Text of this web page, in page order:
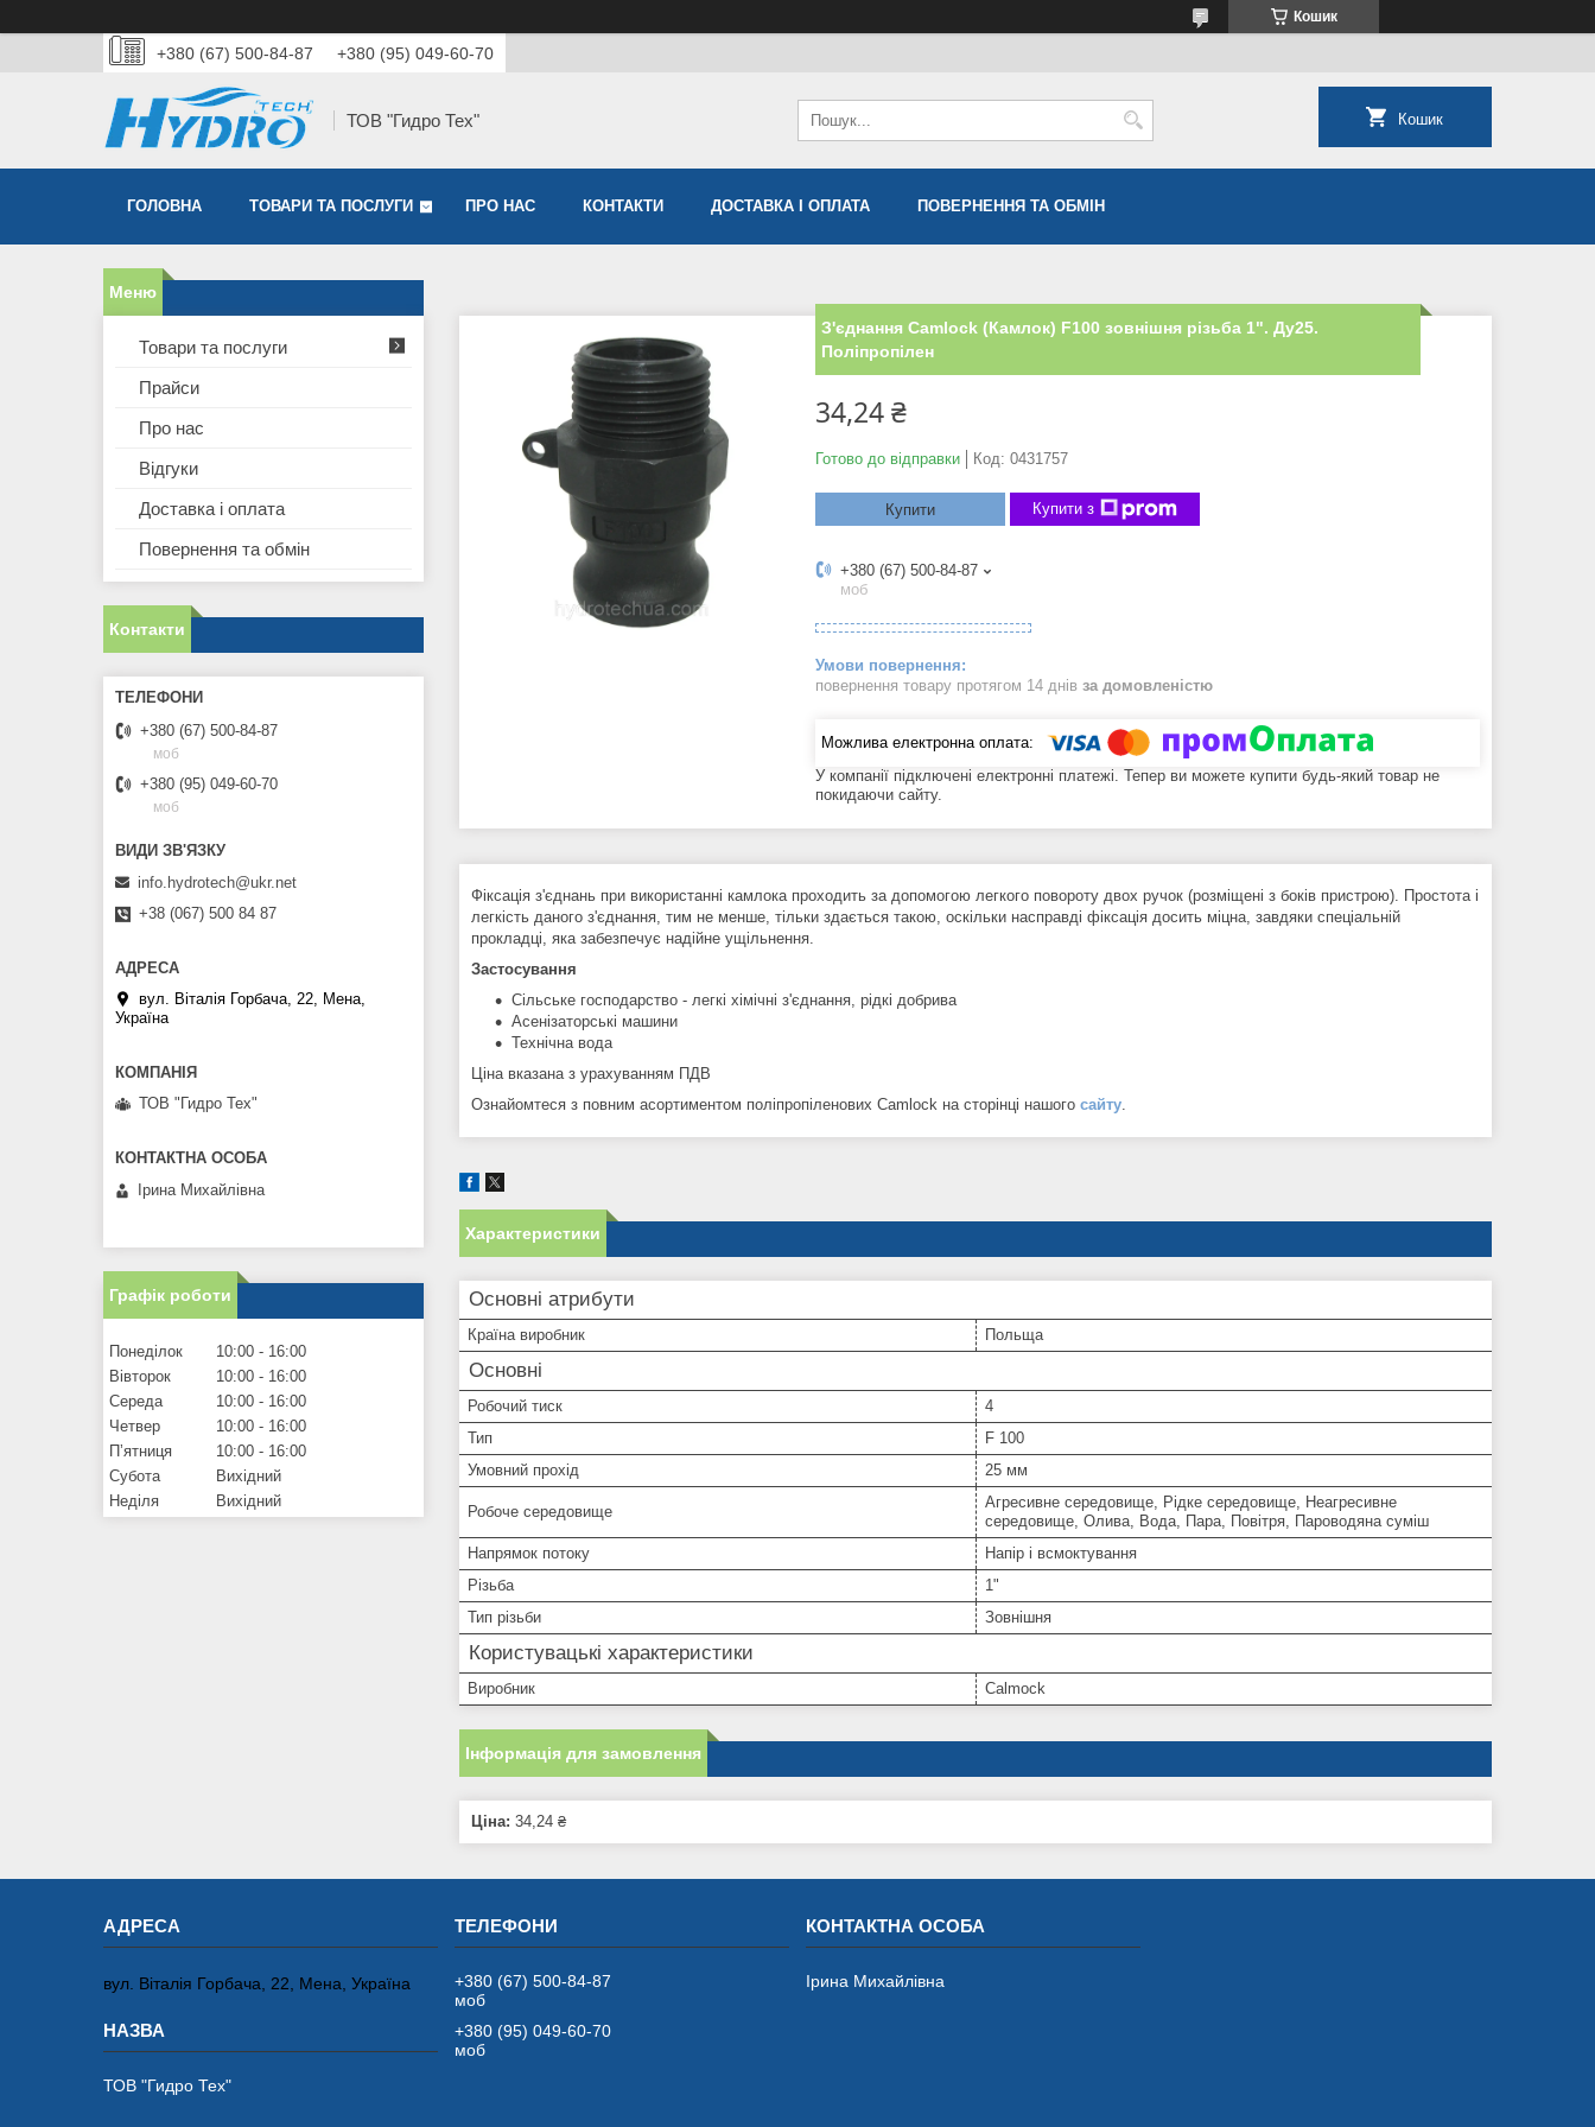
Кошик
+380 (67) 500-84-87 +380 (95) 049-60-70
ТОВ "Гидро Тех" Кошик
ГОЛОВНА ТОВАРИ ТА ПОСЛУГИ ПРО НАС КОНТАКТИ ДОСТАВКА І ОПЛАТА ПОВЕРНЕННЯ ТА ОБМІН
З'єднання Camlock (Камлок) F100 зовнішня різьба 1". Ду25.
Поліпропілен
34,24 ₴
Готово до відправки Код: 0431757
Купити Купити з
+380 (67) 500-84-87
моб
повернення товару протягом 14 днів за домовленістю
У компанії підключені електронні платежі. Тепер ви можете купити будь-який товар не
покидаючи сайту.
Фіксація з'єднань при використанні камлока проходить за допомогою легкого повороту двох ручок (розміщені з боків пристрою). Простота і
легкість даного з'єднання, тим не менше, тільки здається такою, оскільки насправді фіксація досить міцна, завдяки спеціальній
прокладці, яка забезпечує надійне ущільнення.
Застосування
Сільське господарство - легкі хімічні з'єднання, рідкі добрива
Асенізаторські машини
Технічна вода
Ціна вказана з урахуванням ПДВ
Ознайомтеся з повним асортиментом поліпропіленових Camlock на сторінці нашого сайту
Характеристики
Основні атрибути
Країна виробник Польща
Основні
Робочий тиск
4
Тип
F 100
Умовний прохід
25 мм
Робоче середовище
Агресивне середовище, Рідке середовище, Неагресивне
середовище, Олива, Вода, Пара, Повітря, Пароводяна суміш
Напрямок потоку
Напір і всмоктування
Різьба
1"
Тип різьби
Зовнішня
Користувацькі характеристики
Виробник Calmock
Інформація для замовлення
Ціна: 34,24 ₴
Товари та послуги
Прайси
Про нас
Відгуки
Доставка і оплата
Повернення та обмін
Контакти
+380 (67) 500-84-87
моб
+380 (95) 049-60-70
моб
info.hydrotech@ukr.net
+38 (067) 500 84 87
вул. Віталія Горбача, 22, Мена,
Україна
ТОВ "Гидро Тех"
Ірина Михайлівна
Графік роботи
Понеділок 10:00
16:00
Вівторок
10:00
16:00
Середа
10:00
16:00
Четвер
10:00
16:00
Пʼятниця
10:00
16:00
Субота
Вихідний
Неділя
Вихідний
вул. Віталія Горбача, 22, Мена, Україна
ТОВ "Гидро Тех"
+380 (67) 500-84-87
моб
+380 (95) 049-60-70
моб
Ірина Михайлівна